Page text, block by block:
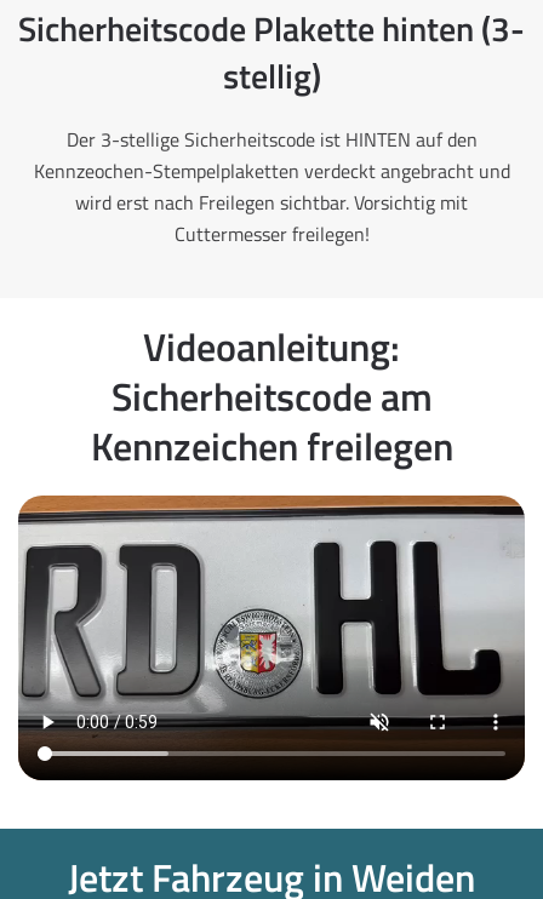
Sicherheitscode Plakette hinten (3-
stellig)
Der 3-stellige Sicherheitscode ist HINTEN auf den
Kennzeochen-Stempelplaketten verdeckt angebracht und
wird erst nach Freilegen sichtbar. Vorsichtig mit
Cuttermesser freilegen!
Videoanleitung:
Sicherheitscode am
Kennzeichen freilegen
Jetzt Fahrzeug in Weiden